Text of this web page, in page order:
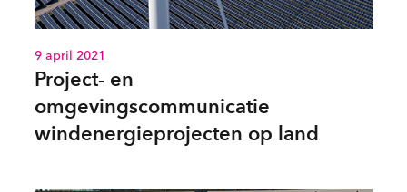
9 april 2021
Project- en
omgevingscommunicatie
windenergieprojecten op land